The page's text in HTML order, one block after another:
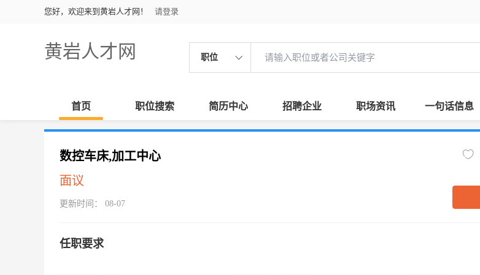
您好，欢迎来到黄岩人才网！ 请登录
黄岩人才网 职位
首页 职位搜索 简历中心 招聘企业 职场资讯 一句话信息
数控车床,加工中心
面议
更新时间： 08-07
任职要求